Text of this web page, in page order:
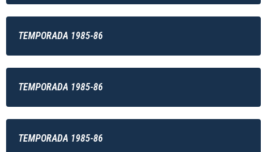
TEMPORADA 1985-86
TEMPORADA 1985-86
TEMPORADA 1985-86